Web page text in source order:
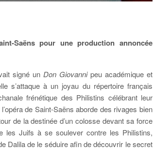
Saëns pour une production annoncée
signé un Don Giovannipeu académique et
s’attaque à un joyau du répertoire français
frénétique des Philistins célébrant leur
de Saint-Saëns aborde des rivages bien
de la destinée d’un colosse devant sa force
les Juifs à se soulever contre les Philistins,
Dalila de le séduire afin de découvrir le secret